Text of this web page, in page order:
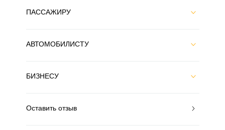
ПАССАЖИРУ
АВТОМОБИЛИСТУ
БИЗНЕСУ
Оставить отзыв